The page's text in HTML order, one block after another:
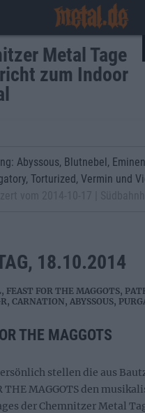
Metal Tage
zum Indoor
Abyssous, Blutnebel,
Torturized, Vermin und
18.10.2014
FEAST FOR THE MAGGOTS,
CARNATION, ABYSSOUS,
THE MAGGOTS
stellen die aus
THE MAGGOTS den
der Chemnitzer Metal